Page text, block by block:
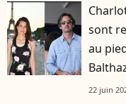
sont
au
22 juin